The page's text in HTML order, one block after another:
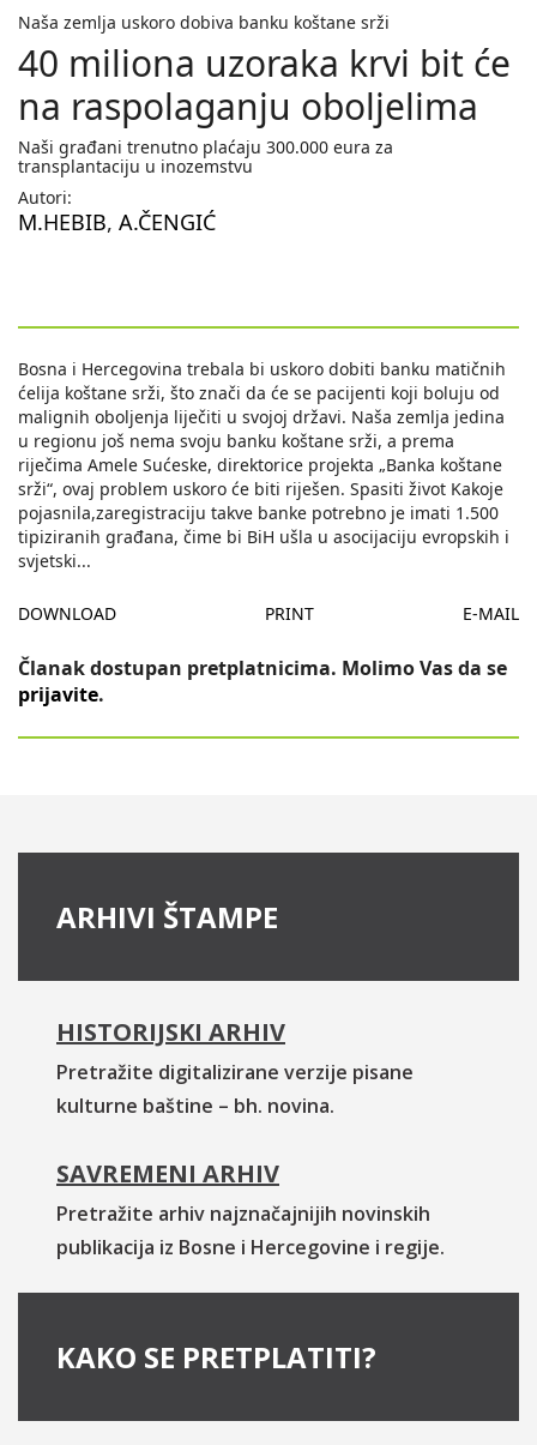
Naša zemlja uskoro dobiva banku koštane srži
40 miliona uzoraka krvi bit će
na raspolaganju oboljelima
Naši građani trenutno plaćaju 300.000 eura za
transplantaciju u inozemstvu
Autori:
M.HEBIB, A.ČENGIĆ
Bosna i Hercegovina trebala bi uskoro dobiti banku matičnih
ćelija koštane srži, što znači da će se pacijenti koji boluju od
malignih oboljenja liječiti u svojoj državi. Naša zemlja jedina
u regionu još nema svoju banku koštane srži, a prema
riječima Amele Sućeske, direktorice projekta „Banka koštane
srži“, ovaj problem uskoro će biti riješen. Spasiti život Kakoje
pojasnila,zaregistraciju takve banke potrebno je imati 1.500
tipiziranih građana, čime bi BiH ušla u asocijaciju evropskih i
svjetski...
DOWNLOAD PRINT E-MAIL
Članak dostupan pretplatnicima. Molimo Vas da se
prijavite.
ARHIVI ŠTAMPE
HISTORIJSKI ARHIV
Pretražite digitalizirane verzije pisane
kulturne baštine – bh. novina.
SAVREMENI ARHIV
Pretražite arhiv najznačajnijih novinskih
publikacija iz Bosne i Hercegovine i regije.
KAKO SE PRETPLATITI?